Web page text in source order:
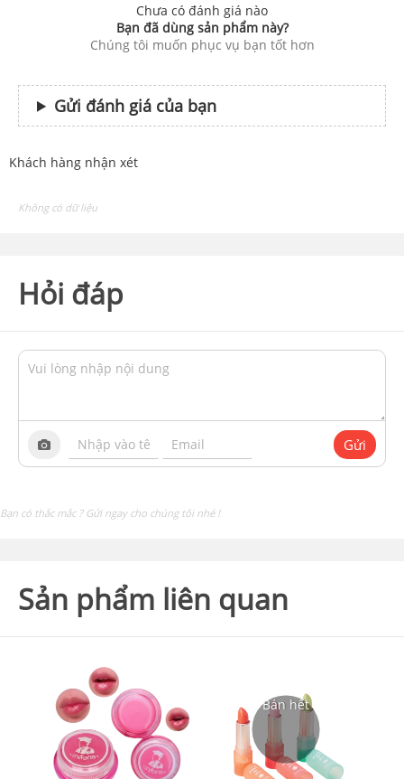
Chưa có đánh giá nào
Bạn đã dùng sản phẩm này?
Chúng tôi muốn phục vụ bạn tốt hơn
Gửi đánh giá của bạn
Khách hàng nhận xét
Không có dữ liệu
Hỏi đáp
Gửi
Bạn có thắc mắc ? Gửi ngay cho chúng tôi nhé !
Sản phẩm liên quan